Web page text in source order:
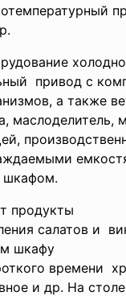
привод с
а также
маслоделитель,
шкафом.
продукты
салатов и
шкафу
времени
и др. На